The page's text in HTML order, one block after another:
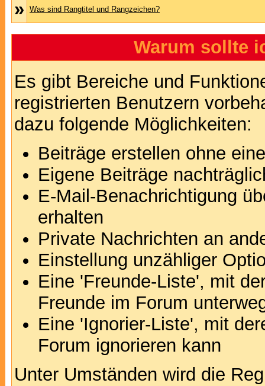
» Was sind Rangtitel und Rangzeichen?
Warum sollte
Es gibt Bereiche und
registrierten Benutzern
dazu folgende Möglichkeiten:
Beiträge erstellen ohne
Eigene Beiträge
E-Mail-Benachrichtigung
erhalten
Private Nachrichten an
Einstellung unzähliger
Eine 'Freunde-Liste', mit
Freunde im Forum
Eine 'Ignorier-Liste', mit
Forum ignorieren kann
Unter Umständen wird die